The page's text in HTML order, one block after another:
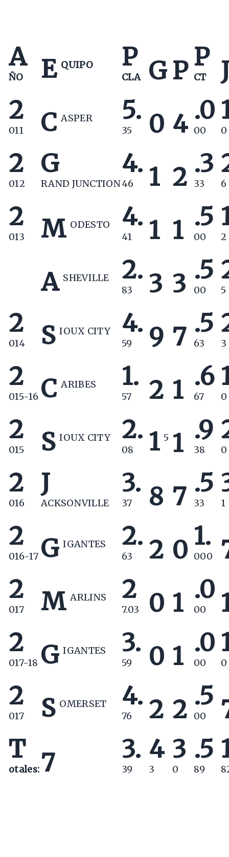
A
ÑO E QUIPO P
CLA G P P
CT
2
011 C ASPER 5.
35 0 4 .0
00 0
2
012
G
RAND JUNCTION
4.
46 1 2 .3
33 6
2
013 M ODESTO 4.
41 1 1 .5
00 2
A SHEVILLE 2.
83 3 3 .5
00 5
2
014 S IOUX CITY 4.
59 9 7 .5
63 3
2
015-16 C ARIBES 1.
57 2 1 .6
67 0
2
015 S IOUX CITY 2.
08 1 5 1 .9
38 0
2
016
J
ACKSONVILLE
3.
37 8 7 .5
33 1
2
016-17 G IGANTES 2.
63 2 0 1.
000
2
017 M ARLINS 2
7.03 0 1 .0
00
2
017-18 G IGANTES 3.
59 0 1 .0
00 0
2
017 S OMERSET 4.
76 2 2 .5
00
T
otales:7 3.
39
4
3
3
0
.5
89